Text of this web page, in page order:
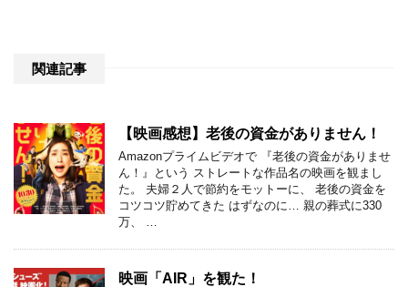
関連記事
【映画感想】老後の資金がありません！
Amazonプライムビデオで 『老後の資金がありませ
ん！』という ストレートな作品名の映画を観まし
た。 夫婦２人で節約をモットーに、 老後の資金を
コツコツ貯めてきた はずなのに… 親の葬式に330
万、 …
映画「AIR」を観た！